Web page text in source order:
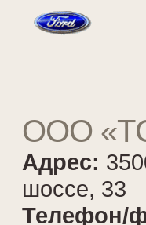
ООО
Адрес:
шоссе, 33
Телефон/